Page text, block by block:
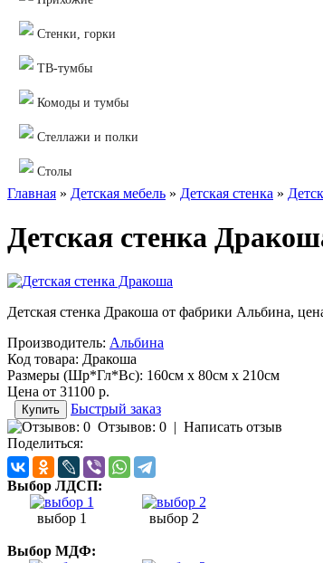
Стенки, горки
ТВ-тумбы
Комоды и тумбы
Стеллажи и полки
Столы
Главная » Детская мебель » Детская стенка »
Детская стенка
Детская стенка Дракоша от фабрики Альбина,
Производитель: Альбина
Код товара: Дракоша
Размеры (Шр*Гл*Вс): 160см x 80см x 210см
Цена от 31100 р.
Быстрый заказ
Отзывов: 0 | Написать отзыв
Поделиться:
Выбор ЛДСП:
выбор 1 выбор 2
Выбор МДФ: